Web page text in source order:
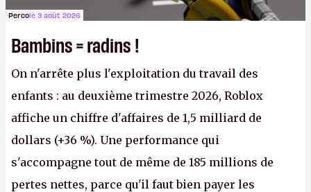
Percole 3 août 2026
Bambins = radins !
On n'arrête plus l'exploitation du travail des
enfants : au deuxième trimestre 2026, Roblox
affiche un chiffre d'affaires de 1,5 milliard de
dollars (+36 %). Une performance qui
s'accompagne tout de même de 185 millions de
pertes nettes, parce qu'il faut bien payer les